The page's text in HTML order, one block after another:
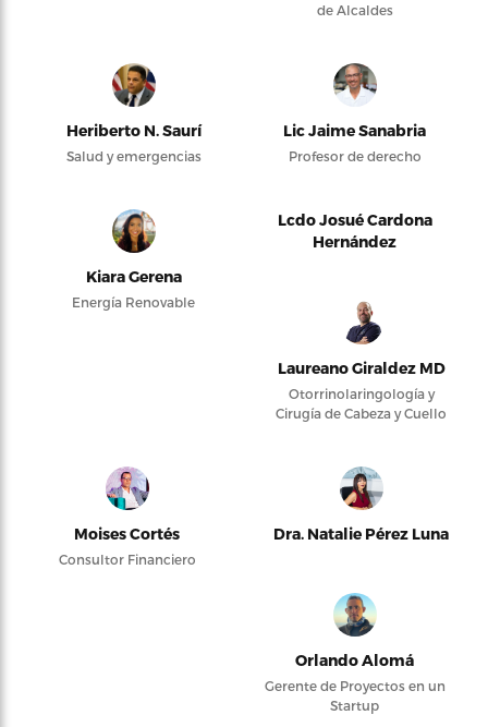
de Alcaldes
Heriberto N. Saurí
Salud y emergencias
Lic Jaime Sanabria
Profesor de derecho
Kiara Gerena
Energía Renovable
Lcdo Josué Cardona
Hernández
Laureano Giraldez MD
Otorrinolaringología y
Cirugía de Cabeza y Cuello
Moises Cortés
Consultor Financiero
Dra. Natalie Pérez Luna
Orlando Alomá
Gerente de Proyectos en un
Startup